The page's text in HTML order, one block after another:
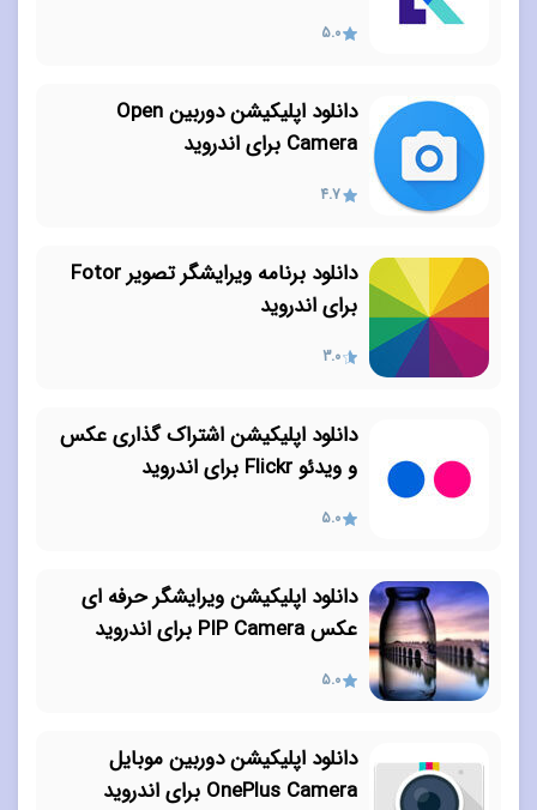
5.0
دانلود اپلیکیشن دوربین Open
Camera برای اندروید
4.7
دانلود برنامه ویرایشگر تصویر Fotor
برای اندروید
3.0
دانلود اپلیکیشن اشتراک گذاری عکس
و ویدئو Flickr برای اندروید
5.0
دانلود اپلیکیشن ویرایشگر حرفه ای
عکس PIP Camera برای اندروید
5.0
دانلود اپلیکیشن دوربین موبایل
OnePlus Camera برای اندروید